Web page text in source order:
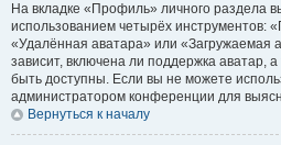
На вкладке «Профиль» личного раздела
использованием четырёх инструментов:
«Удалённая аватара» или «Загружаемая
зависит, включена ли поддержка аватар,
быть доступны. Если вы не можете
администратором конференции для
Вернуться к началу